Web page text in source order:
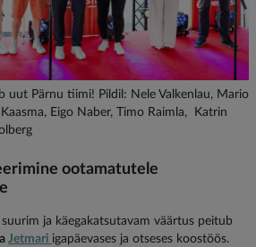
uut Pärnu tiimi! Pildil: Nele Valkenlau, Mario
Eigo Naber, Timo Raimla, Katrin
ootamatutele
ja käegakatsutavam väärtus peitub
Jetmari igapäevases ja otseses koostöös.